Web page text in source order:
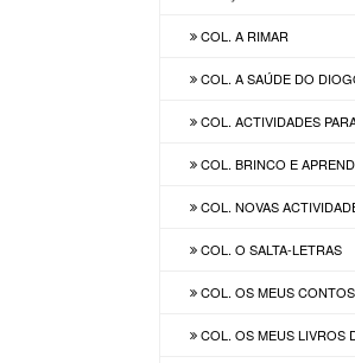
COL. A RIMAR
COL. A SAÚDE DO
COL. ACTIVIDADES
COL. BRINCO E
COL. NOVAS
COL. O SALTA-LETRAS
COL. OS MEUS
COL. OS MEUS LIVROS